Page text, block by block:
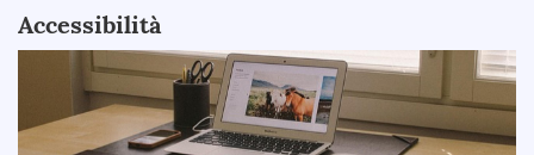
Accessibilità